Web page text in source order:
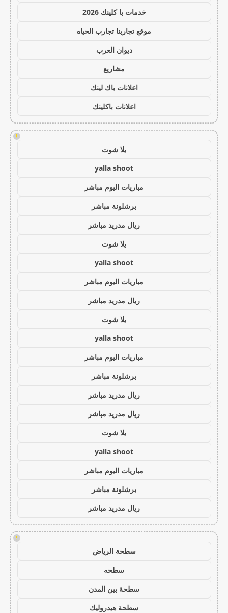
خدمات با كلينك 2026
موقع تجاربنا تجارب الحياه
ديوان العرب
مشاريع
اعلانات باك لينك
اعلانات باكلينك
!
يلا شوت
yalla shoot
مباريات اليوم مباشر
برشلونة مباشر
ريال مدريد مباشر
يلا شوت
yalla shoot
مباريات اليوم مباشر
ريال مدريد مباشر
يلا شوت
yalla shoot
مباريات اليوم مباشر
برشلونة مباشر
ريال مدريد مباشر
ريال مدريد مباشر
يلا شوت
yalla shoot
مباريات اليوم مباشر
برشلونة مباشر
ريال مدريد مباشر
!
سطحة الرياض
سطحه
سطحة بين المدن
سطحة هيدروليك